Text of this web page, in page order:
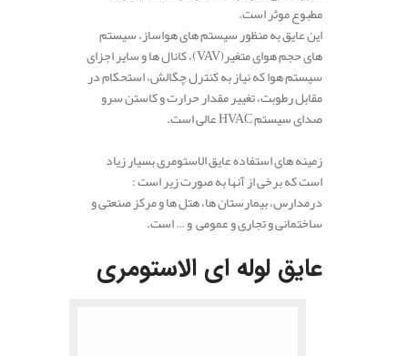
مطبوع موثر است.
این عایق به منظور سیستم های هواساز، سیستم
های حجم هوای متغیر(VAV)، کانال ها و سایر اجزای
سیستم هوا که نیاز به کنترل چگالش، استحکام در
مقابل رطوبت، تغییر مقدار حرارت و کاستن سرو
صدای سیستم HVAC عالی است.
زمینه های استفاده عایق الاستومری بسیار زیاد
است که برخی از آنها به صورت زیر است :
درمدارس، بیمارستان ها، هتل ها و مرکز صنعتی و
ساختمانی و تجاری و عمومی و … است.
عایق لوله ای الاستومری